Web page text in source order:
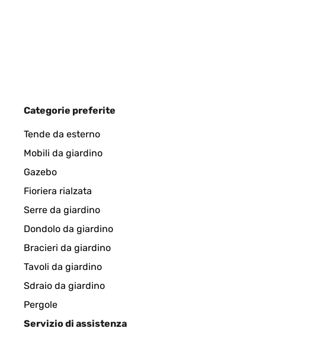
super bien, chauffe très rapidement.
Utilisateur d'Amazon
Love it looks great and works perfect the build quality is excellent
from Germany in such a short time.kind regards Alan.
Amazon-Benutzer
VALUTAZIONE VERIFICATA
Categorie preferite
Tende da esterno
Mobili da giardino
Gazebo
Fioriera rialzata
Serre da giardino
Dondolo da giardino
Bracieri da giardino
Tavoli da giardino
Sdraio da giardino
Pergole
Servizio di assistenza